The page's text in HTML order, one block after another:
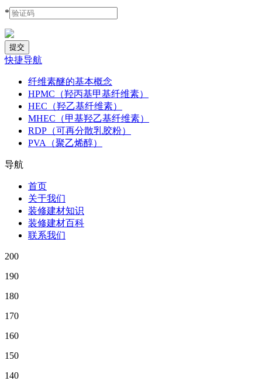
*
快捷导航
纤维素醚的基本概念
HPMC（羟丙基甲基纤维素）
HEC（羟乙基纤维素）
MHEC（甲基羟乙基纤维素）
RDP（可再分散乳胶粉）
PVA（聚乙烯醇）
导航
首页
关于我们
装修建材知识
装修建材百科
联系我们
200
190
180
170
160
150
140